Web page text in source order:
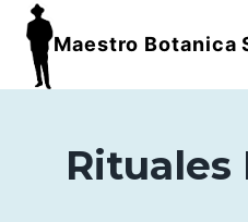
Maestro Botanica
Rituales